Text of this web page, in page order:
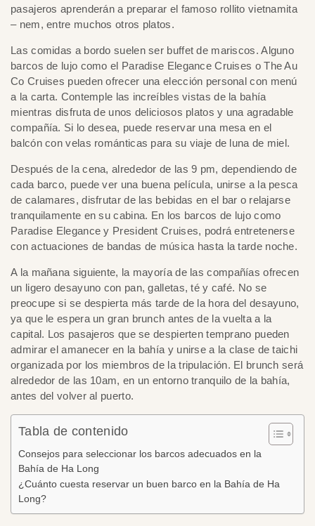
pasajeros aprenderán a preparar el famoso rollito vietnamita
– nem, entre muchos otros platos.
Las comidas a bordo suelen ser buffet de mariscos. Alguno
barcos de lujo como el Paradise Elegance Cruises o The Au
Co Cruises pueden ofrecer una elección personal con menú
a la carta. Contemple las increíbles vistas de la bahía
mientras disfruta de unos deliciosos platos y una agradable
compañía. Si lo desea, puede reservar una mesa en el
balcón con velas románticas para su viaje de luna de miel.
Después de la cena, alrededor de las 9 pm, dependiendo de
cada barco, puede ver una buena película, unirse a la pesca
de calamares, disfrutar de las bebidas en el bar o relajarse
tranquilamente en su cabina. En los barcos de lujo como
Paradise Elegance y President Cruises, podrá entretenerse
con actuaciones de bandas de música hasta la tarde noche.
A la mañana siguiente, la mayoría de las compañías ofrecen
un ligero desayuno con pan, galletas, té y café. No se
preocupe si se despierta más tarde de la hora del desayuno,
ya que le espera un gran brunch antes de la vuelta a la
capital. Los pasajeros que se despierten temprano pueden
admirar el amanecer en la bahía y unirse a la clase de taichi
organizada por los miembros de la tripulación. El brunch será
alrededor de las 10am, en un entorno tranquilo de la bahía,
antes del volver al puerto.
Tabla de contenido
Consejos para seleccionar los barcos adecuados en la
Bahía de Ha Long
¿Cuánto cuesta reservar un buen barco en la Bahía de Ha
Long?